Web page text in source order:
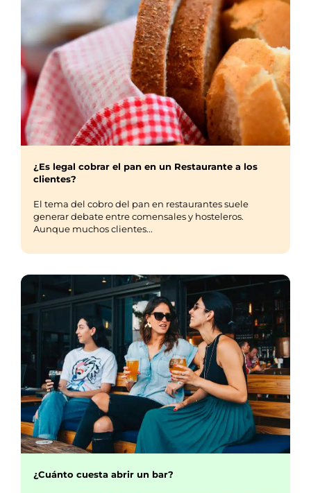
¿Es legal cobrar el pan en un Restaurante a los
clientes?
El tema del cobro del pan en restaurantes suele
generar debate entre comensales y hosteleros.
Aunque muchos clientes...
¿Cuánto cuesta abrir un bar?